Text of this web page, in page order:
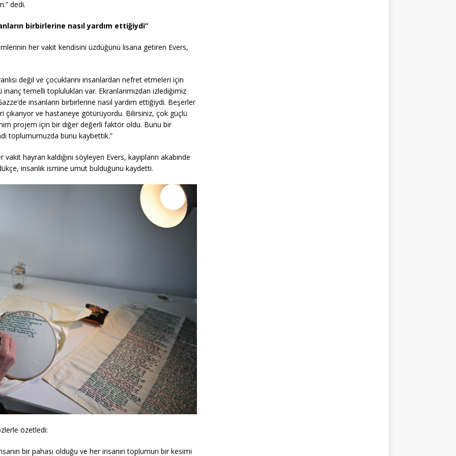
dedi.
birbirlerine nasıl yardım ettiğiydi”
her vakit kendisini üzdüğünü lisana getiren Evers,
değil ve çocuklarını insanlardan nefret etmeleri için
temelli toplulukları var. Ekranlarımızdan izlediğimiz
insanların birbirlerine nasıl yardım ettiğiydi. Beşerler
çıkarıyor ve hastaneye götürüyordu. Bilirsiniz, çok güçlü
projem için bir diğer değerli faktör oldu. Bunu bir
toplumumuzda bunu kaybettik.”
hayran kaldığını söyleyen Evers, kayıpların akabinde
insanlık ismine umut bulduğunu kaydetti.
özetledi:
bir pahası olduğu ve her insanın toplumun bir kesimi